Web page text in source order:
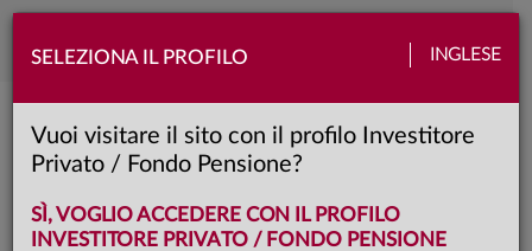
SELEZIONA IL PROFILO INGLESE
Vuoi visitare il sito con il profilo Investitore
Privato / Fondo Pensione?
SÌ, VOGLIO ACCEDERE CON IL PROFILO
INVESTITORE PRIVATO / FONDO PENSIONE
Toggle
Anima Selection Equilibrato
Classe: F